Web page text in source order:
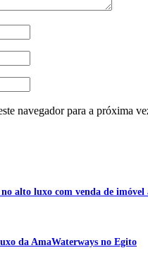
navegador para a próxima
alto luxo com venda de
da AmaWaterways no Egito